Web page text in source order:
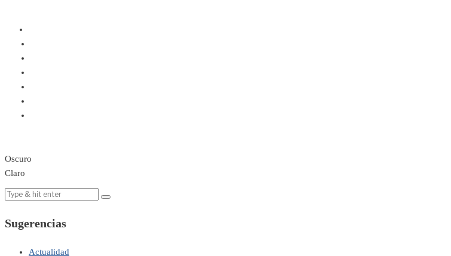
Oscuro
Claro
Sugerencias
Actualidad